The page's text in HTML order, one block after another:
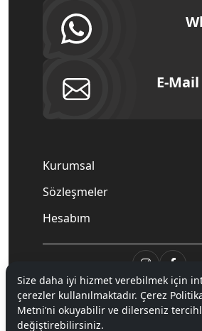
E-
Kurumsal
Sözleşmeler
Hesabım
© 2020Mnpc. Tüm hakları
Size daha iyi hizmet verebilmek için
çerezler kullanılmaktadır. Çerez
Metni’ni okuyabilir ve dilerseniz
değiştirebilirsiniz.